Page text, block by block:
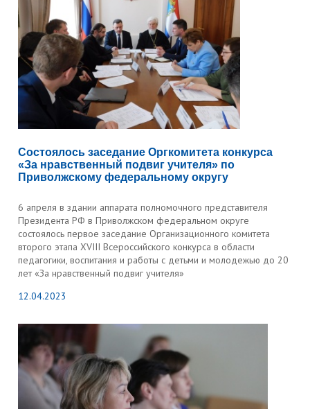
Состоялось заседание Оргкомитета конкурса
«За нравственный подвиг учителя» по
Приволжскому федеральному округу
6 апреля в здании аппарата полномочного представителя
Президента РФ в Приволжском федеральном округе
состоялось первое заседание Организационного комитета
второго этапа XVIII Всероссийского конкурса в области
педагогики, воспитания и работы с детьми и молодежью до 20
лет «За нравственный подвиг учителя»
12.04.2023